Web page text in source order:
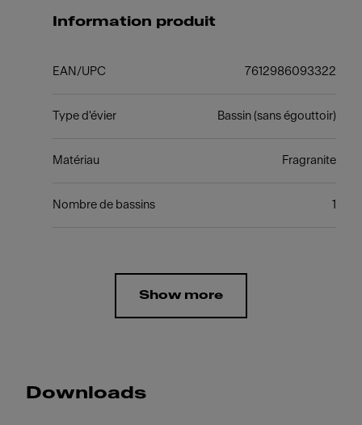
Information produit
EAN/UPC 7612986093322
Type d'évier Bassin (sans égouttoir)
Matériau Fragranite
Nombre de bassins 1
Show more
Downloads